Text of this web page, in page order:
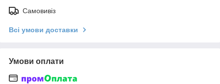
Самовивіз
Всі умови доставки
Умови оплати